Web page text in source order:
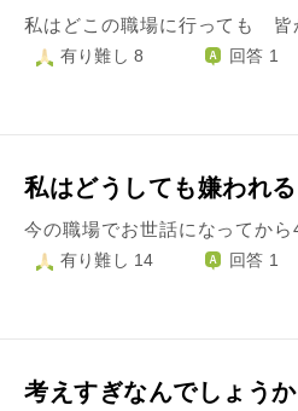
有り難し 8 回答 1
私はどうしても嫌われる
有り難し 14 回答 1
考えすぎなんでしょうか